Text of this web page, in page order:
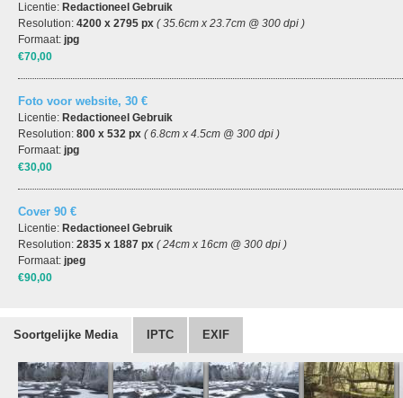
Licentie: Redactioneel Gebruik
Resolution: 4200 x 2795 px ( 35.6cm x 23.7cm @ 300 dpi )
Formaat: jpg
€70,00
Foto voor website, 30 €
Licentie: Redactioneel Gebruik
Resolution: 800 x 532 px ( 6.8cm x 4.5cm @ 300 dpi )
Formaat: jpg
€30,00
Cover 90 €
Licentie: Redactioneel Gebruik
Resolution: 2835 x 1887 px ( 24cm x 16cm @ 300 dpi )
Formaat: jpeg
€90,00
Soortgelijke Media IPTC EXIF